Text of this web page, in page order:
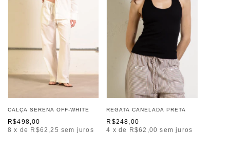
CALÇA SERENA OFF-WHITE
R$498,00
8 x de R$62,25 sem juros
REGATA CANELADA PRETA
R$248,00
4 x de R$62,00 sem juros